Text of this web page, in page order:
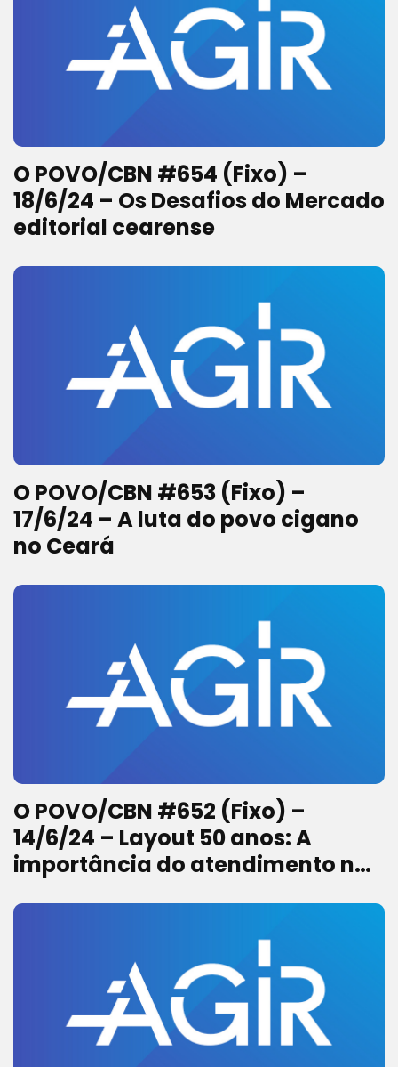
O POVO/CBN #654 (Fixo) –
18/6/24 – Os Desafios do Mercado
editorial cearense
O POVO/CBN #653 (Fixo) –
17/6/24 – A luta do povo cigano
no Ceará
O POVO/CBN #652 (Fixo) –
14/6/24 – Layout 50 anos: A
importância do atendimento na